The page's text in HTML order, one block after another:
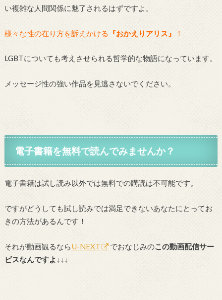
い複雑な人間関係に魅了されるはずですよ。
様々な性の在り方を訴えかける 『おかえりアリス』 ！
LGBTについても考えさせられる哲学的な物語になっています。
メッセージ性の強い作品を見逃さないでください。
電子書籍を無料で読んでみませんか？
電子書籍は試し読み以外では無料での購読は不可能です。
ですがどうしても試し読みでは満足できないあなたにとってお
きの方法があるんです！
それが動画観るならU-NEXT でおなじみのこの動画配信サー
ビスなんですよ↓↓↓